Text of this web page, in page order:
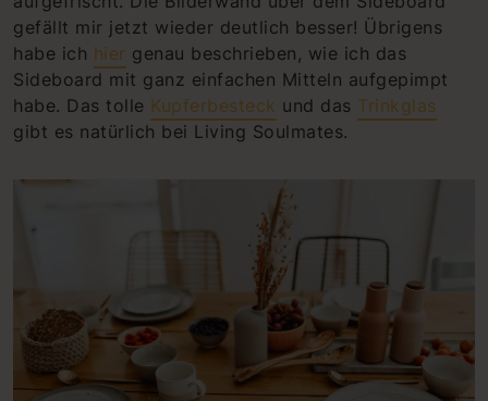
gefällt mir jetzt wieder deutlich besser! Übrigens
habe ich hier genau beschrieben, wie ich das
Sideboard mit ganz einfachen Mitteln aufgepimpt
habe. Das tolle Kupferbesteck und das Trinkglas
gibt es natürlich bei Living Soulmates.